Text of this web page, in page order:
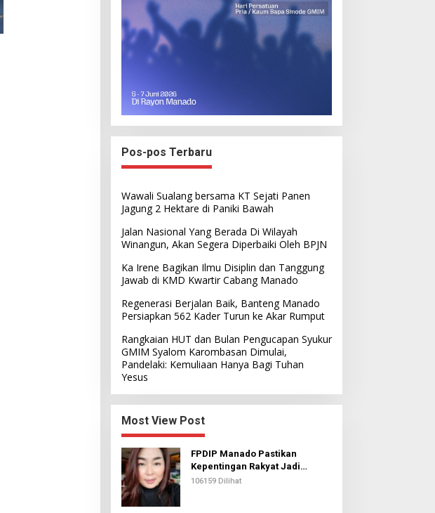
Pos-pos Terbaru
Wawali Sualang bersama KT Sejati Panen
Jagung 2 Hektare di Paniki Bawah
Jalan Nasional Yang Berada Di Wilayah
Winangun, Akan Segera Diperbaiki Oleh BPJN
Ka Irene Bagikan Ilmu Disiplin dan Tanggung
Jawab di KMD Kwartir Cabang Manado
Regenerasi Berjalan Baik, Banteng Manado
Persiapkan 562 Kader Turun ke Akar Rumput
Rangkaian HUT dan Bulan Pengucapan Syukur
GMIM Syalom Karombasan Dimulai,
Pandelaki: Kemuliaan Hanya Bagi Tuhan
Yesus
Most View Post
FPDIP Manado Pastikan
Kepentingan Rakyat Jadi
Prioritas Dalam Perjuangan
106159 Dilihat